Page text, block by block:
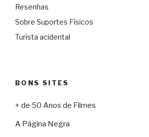
Resenhas
Sobre Suportes Físicos
Turista acidental
BONS SITES
+ de 50 Anos de Filmes
A Página Negra